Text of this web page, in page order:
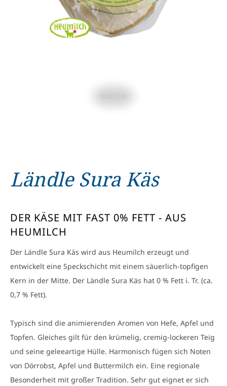
Ländle Sura Käs
DER KÄSE MIT FAST 0% FETT - AUS
HEUMILCH
Der Ländle Sura Käs wird aus Heumilch erzeugt und
entwickelt eine Speckschicht mit einem säuerlich-topfigen
Kern in der Mitte. Der Ländle Sura Käs hat 0 % Fett i. Tr. (ca.
0,7 % Fett).
Typisch sind die animierenden Aromen von Hefe, Apfel und
Topfen. Gleiches gilt für den krümelig, cremig-lockeren Teig
und seine geleeartige Hülle. Harmonisch fügen sich Noten
von Dörrobst, Apfel und Buttermilch ein. Eine regionale
Besonderheit mit großer Tradition. Sehr gut eignet er sich